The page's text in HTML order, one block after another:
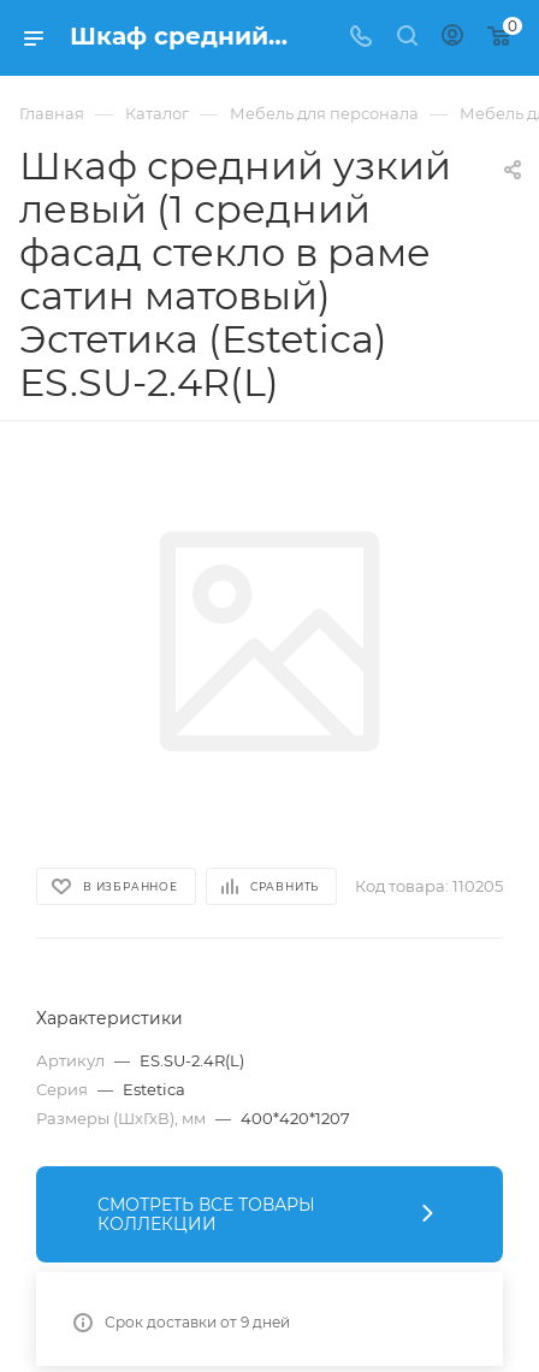
Шкаф средний узкий левый (1 средний фасад стекло в раме сатин матовый) Эстетика (Estetica) ES.SU-2.4R(L) купить в Москве, цена . - интернет-магазин ФРАНКОМ 0
Главная — Каталог — Мебель для персонала — Мебель
Шкаф средний узкий
левый (1 средний
фасад стекло в раме
сатин матовый)
Эстетика (Estetica)
ES.SU-2.4R(L)
В ИЗБРАННОЕ СРАВНИТЬ Код товара: 110205
Характеристики
Артикул — ES.SU-2.4R(L)
Серия — Estetica
Размеры (ШхГхВ), мм — 400*420*1207
СМОТРЕТЬ ВСЕ ТОВАРЫ
КОЛЛЕКЦИИ
Срок доставки от 9 дней